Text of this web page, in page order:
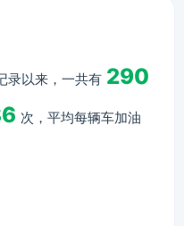
录以来，一共有 290
次，平均每辆车加油